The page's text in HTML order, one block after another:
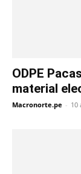
ODPE
material
Macronorte.pe - 10